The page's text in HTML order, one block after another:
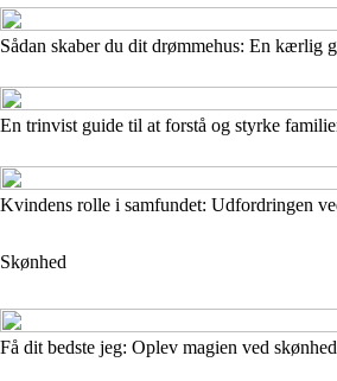
Sådan skaber du dit drømmehus: En kærlig
En trinvist guide til at forstå og styrke
Kvindens rolle i samfundet: Udfordringen
Skønhed
Få dit bedste jeg: Oplev magien ved